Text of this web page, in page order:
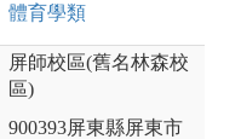
體育學類
屏師校區(舊名林森校
區)
900393屏東縣屏東市